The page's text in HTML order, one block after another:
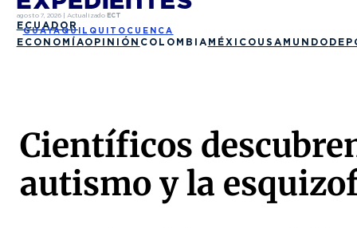
agosto 7, 2026| Actualizado ECT
ECUADOR
GUAYAQUIL QUITO CUENCA
ECONOMÍAOPINIÓN COLOMBIA MÉXICO USA MUNDO
Científicos
autismo y la